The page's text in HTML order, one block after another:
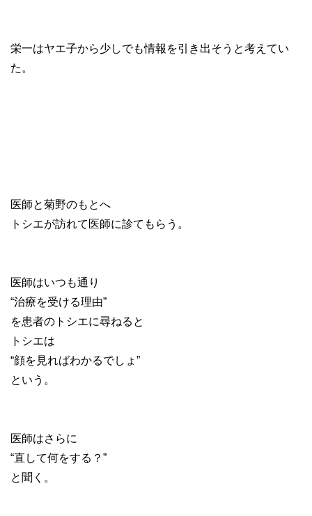
栄一はヤエ子から少しでも情報を引き出そうと考えてい
た。
医師と菊野のもとへ
トシエが訪れて医師に診てもらう。
医師はいつも通り
“治療を受ける理由”
を患者のトシエに尋ねると
トシエは
“顔を見ればわかるでしょ”
という。
医師はさらに
“直して何をする？”
と聞く。